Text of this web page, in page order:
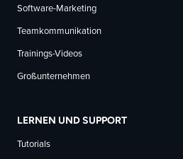
Software-Marketing
Teamkommunikation
Trainings-Videos
Großunternehmen
LERNEN UND SUPPORT
Tutorials